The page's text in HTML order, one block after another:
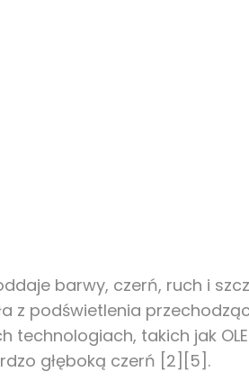
barwy, czerń, ruch i
z podświetlenia
takich jak
głęboką czerń [2][5].